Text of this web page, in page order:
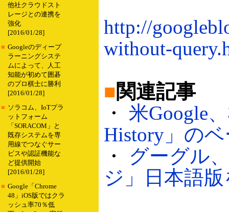
他社クラウドスト
レージとの連携を
強化
[2016/01/28]
■ Googleのディープ
ラーニングシステ
ムによって、人工
知能が初めて囲碁
のプロ棋士に勝利
[2016/01/28]
■ ソラコム、IoTプラ
ットフォーム
「SORACOM」と
既存システムを専
用線でつなぐサー
ビスや認証機能な
ど提供開始
[2016/01/28]
■ Google「Chrome
48」iOS版ではクラ
ッシュ率70％低
http://
without-
■関連記事
・ 米Google
History」の
・ グーグル
ジ」日本語